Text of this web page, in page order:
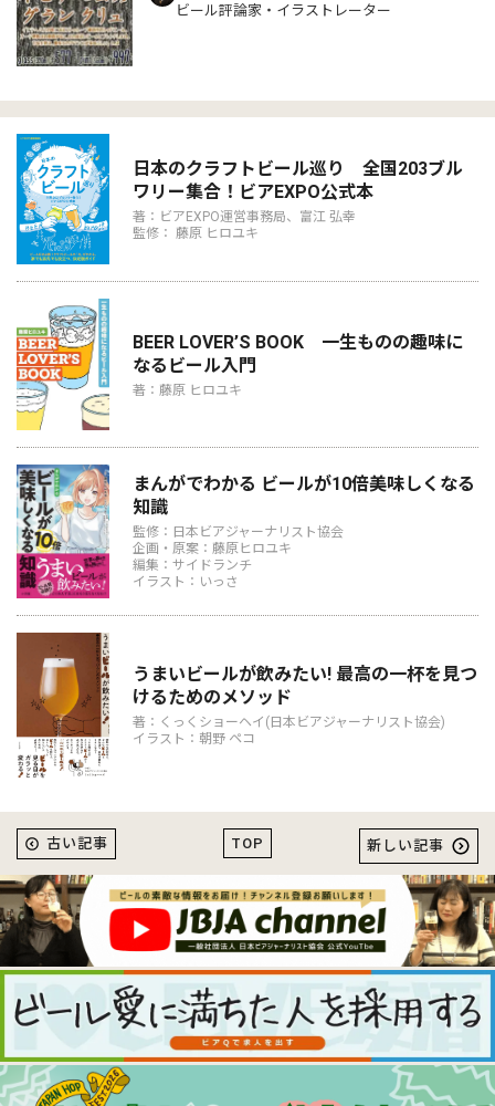
ビール評論家・イラストレーター
日本のクラフトビール巡り 全国203ブル
ワリー集合！ビアEXPO公式本
著：ビアEXPO運営事務局、富江 弘幸
監修： 藤原 ヒロユキ
BEER LOVER’S BOOK 一生ものの趣味に
なるビール入門
著：藤原 ヒロユキ
まんがでわかる ビールが10倍美味しくなる
知識
監修：日本ビアジャーナリスト協会
企画・原案：藤原ヒロユキ
編集：サイドランチ
イラスト：いっさ
うまいビールが飲みたい! 最高の一杯を見つ
けるためのメソッド
著：くっくショーヘイ(日本ビアジャーナリスト協会)
イラスト：朝野 ペコ
TOP
古い記事 新しい記事